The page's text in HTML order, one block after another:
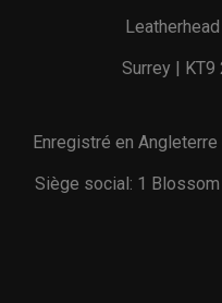
Surrey | KT9
Enregistré en
Siège social: 1 Blossom